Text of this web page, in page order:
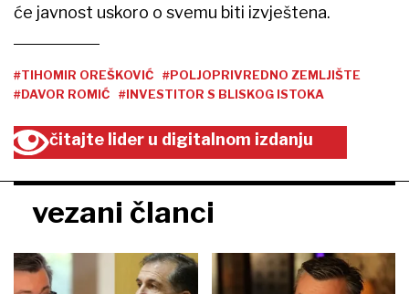
će javnost uskoro o svemu biti izvještena.
#TIHOMIR OREŠKOVIĆ
#POLJOPRIVREDNO ZEMLJIŠTE
#DAVOR ROMIĆ
#INVESTITOR S BLISKOG ISTOKA
čitajte lider u digitalnom izdanju
vezani članci